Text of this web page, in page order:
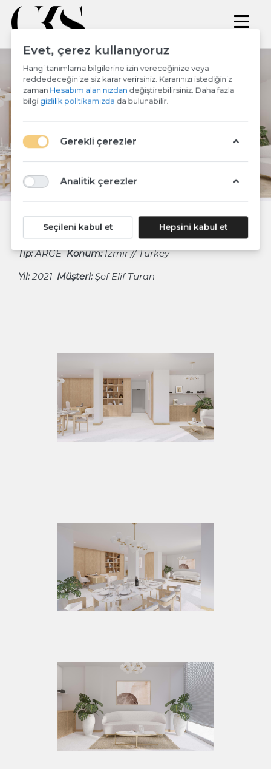
CANDID FOOD CO ARGE
Tip:ARGEKonum:İzmir // Turkey
Yıl: 2021 Müşteri:Şef Elif Turan
Evet, çerez kullanıyoruz
Hangi tanımlama bilgilerine izin vereceğinize veya
reddedeceğinize siz karar verirsiniz. Kararınızı istediğiniz
zaman Hesabım alanınızdan değiştirebilirsiniz. Daha fazla
bilgi gizlilik politikamızda da bulunabilir.
Gerekli çerezler
Analitik çerezler
Seçileni kabul et Hepsini kabul et